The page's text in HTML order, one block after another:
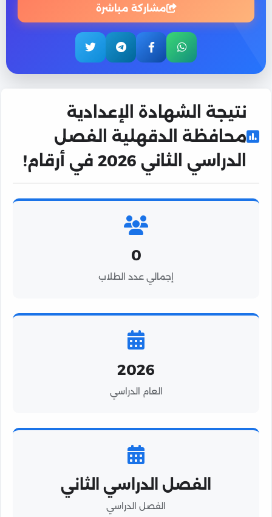
مشاركة مباشرة
نتيجة الشهادة الإعدادية
محافظة الدقهلية الفصل
الدراسي الثاني 2026 في أرقام!
0
إجمالي عدد الطلاب
2026
العام الدراسي
الفصل الدراسي الثاني
الفصل الدراسي